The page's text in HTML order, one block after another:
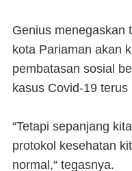
Genius menegaskan
kota Pariaman akan
pembatasan sosial
kasus Covid-19
“Tetapi sepanjang
protokol kesehatan
normal,“ tegasnya.